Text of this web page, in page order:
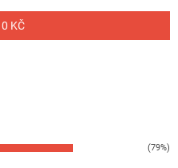
0 KČ
(79%)